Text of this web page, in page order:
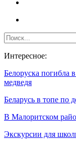
Интересное:
Белоруска погибла
медведя
Беларусь в топе по
В Малоритском
Экскурсии для